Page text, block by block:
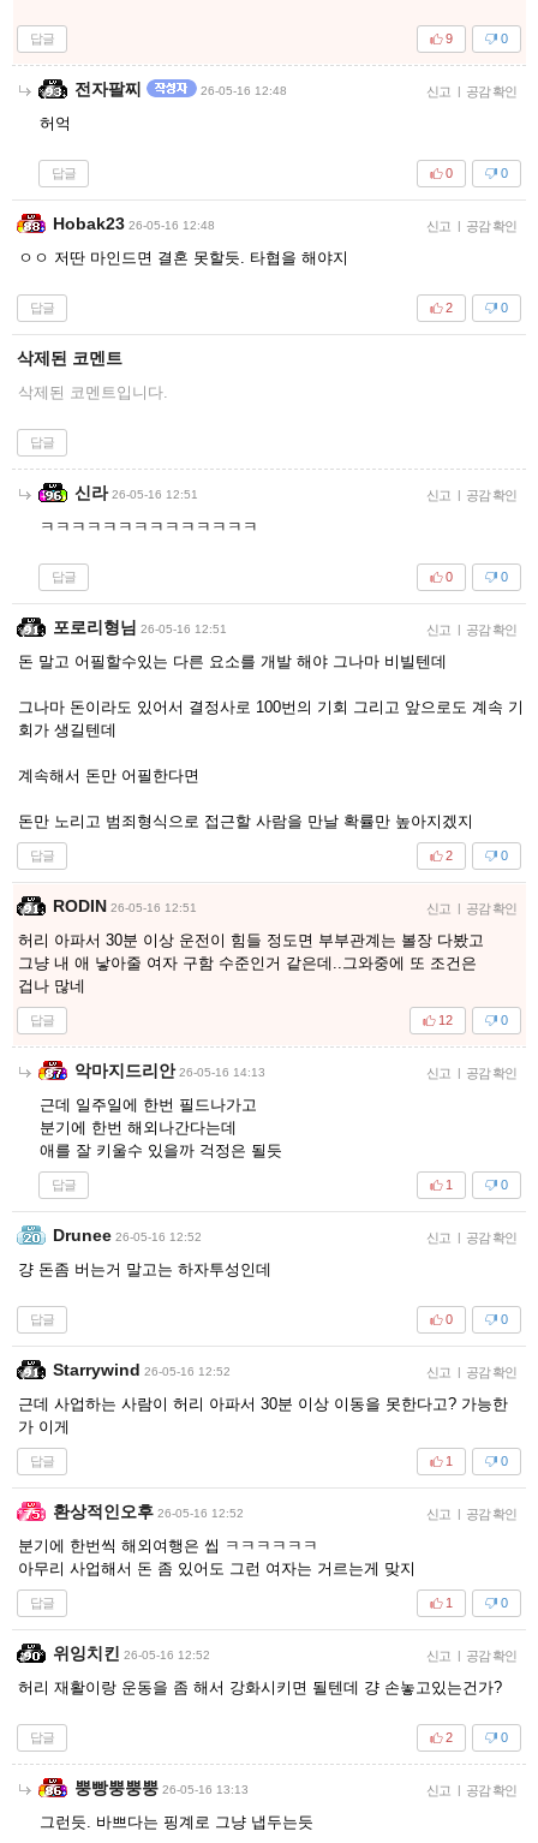
답글 0
9
전자팔찌 26-05-16 12:48 신고 | 공감 확인
허억
답글 0
0
Hobak23 26-05-16 12:48 신고 | 공감 확인
ㅇㅇ 저딴 마인드면 결혼 못할듯. 타협을 해야지
답글 0
2
삭제된 코멘트
삭제된 코멘트입니다.
답글
신라 26-05-16 12:51 신고 | 공감 확인
ㅋㅋㅋㅋㅋㅋㅋㅋㅋㅋㅋㅋㅋㅋ
답글 0
0
포로리형님 26-05-16 12:51 신고 | 공감 확인
돈 말고 어필할수있는 다른 요소를 개발 해야 그나마 비빌텐데
그나마 돈이라도 있어서 결정사로 100번의 기회 그리고 앞으로도 계속 기
회가 생길텐데
계속해서 돈만 어필한다면
돈만 노리고 범죄형식으로 접근할 사람을 만날 확률만 높아지겠지
답글 0
2
RODIN 26-05-16 12:51 신고 | 공감 확인
허리 아파서 30분 이상 운전이 힘들 정도면 부부관계는 볼장 다봤고
그냥 내 애 낳아줄 여자 구함 수준인거 같은데..그와중에 또 조건은
겁나 많네
답글 0
12
악마지드리안 26-05-16 14:13 신고 | 공감 확인
근데 일주일에 한번 필드나가고
분기에 한번 해외나간다는데
애를 잘 키울수 있을까 걱정은 될듯
답글 0
1
Drunee 26-05-16 12:52 신고 | 공감 확인
걍 돈좀 버는거 말고는 하자투성인데
답글 0
0
Starrywind 26-05-16 12:52 신고 | 공감 확인
근데 사업하는 사람이 허리 아파서 30분 이상 이동을 못한다고? 가능한
가 이게
답글 0
1
환상적인오후 26-05-16 12:52 신고 | 공감 확인
분기에 한번씩 해외여행은 씹 ㅋㅋㅋㅋㅋㅋ
아무리 사업해서 돈 좀 있어도 그런 여자는 거르는게 맞지
답글 0
1
위잉치킨 26-05-16 12:52 신고 | 공감 확인
허리 재활이랑 운동을 좀 해서 강화시키면 될텐데 걍 손놓고있는건가?
답글 0
2
뿡빵뿡뿡뿡 26-05-16 13:13 신고 | 공감 확인
그런듯. 바쁘다는 핑계로 그냥 냅두는듯